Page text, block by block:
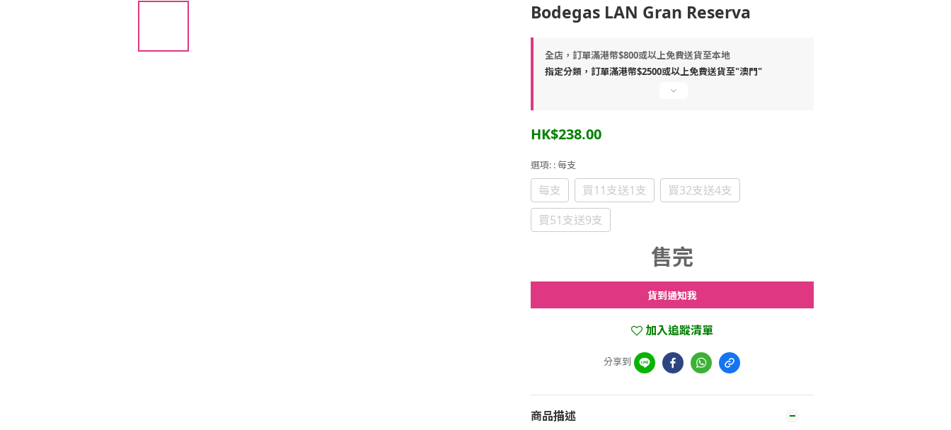
Bodegas LAN Gran Reserva
全店，訂單滿港幣$800或以上免費送貨至本地
指定分類，訂單滿港幣$2500或以上免費送貨至"澳門"
HK$238.00
選項: : 每支
每支 買11支送1支
買32支送4支
買51支送9支
售完
貨到通知我
加入追蹤清單
分享到
商品描述